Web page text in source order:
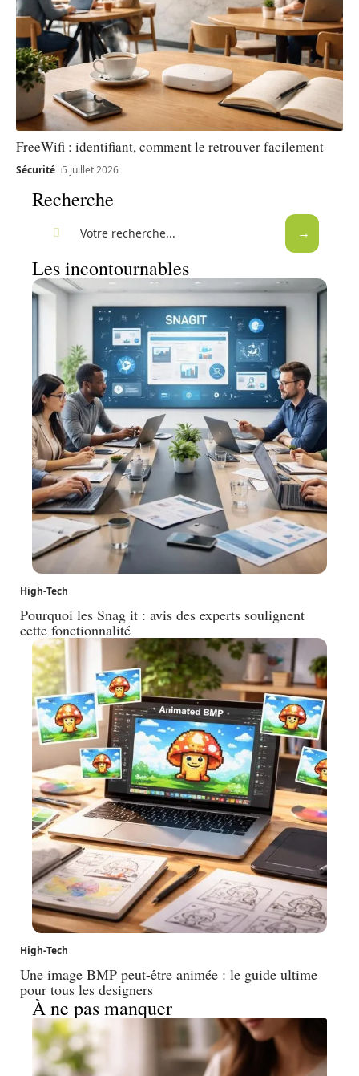
FreeWifi : identifiant, comment le retrouver facilement
Sécurité 5 juillet 2026
Recherche
Les incontournables
High-Tech
Pourquoi les Snag it : avis des experts soulignent
cette fonctionnalité
High-Tech
Une image BMP peut-être animée : le guide ultime
pour tous les designers
À ne pas manquer